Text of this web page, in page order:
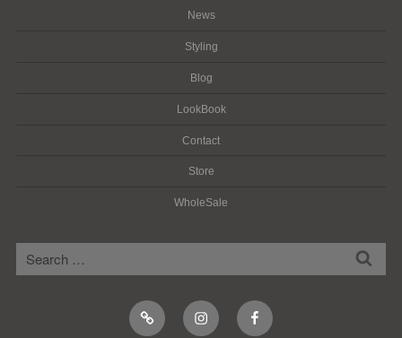
News
Styling
Blog
LookBook
Contact
Store
WholeSale
Online
Shop
InstagramFacebook